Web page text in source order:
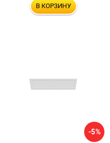
В КОРЗИНУ
-5%